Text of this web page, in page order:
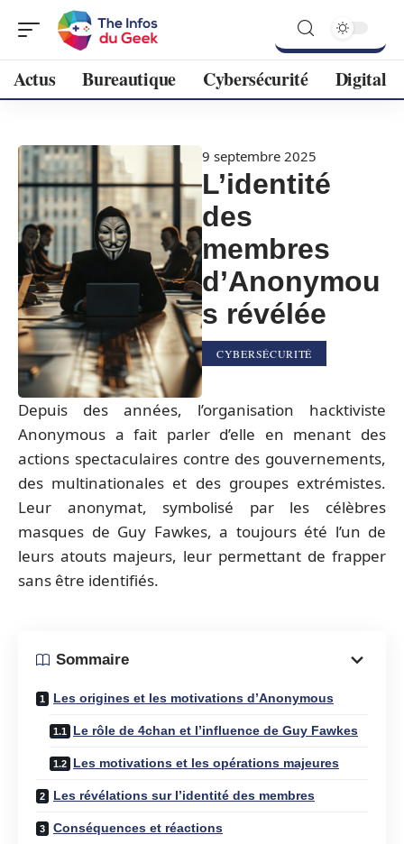
Actus Bureautique Cybersécurité Digital
9 septembre 2025
L’identité
des
membres
d’Anonymou
s révélée
CYBERSÉCURITÉ
Depuis des années, l’organisation hacktiviste
Anonymous a fait parler d’elle en menant des
actions spectaculaires contre des gouvernements,
des multinationales et des groupes extrémistes.
Leur anonymat, symbolisé par les célèbres
masques de Guy Fawkes, a toujours été l’un de
leurs atouts majeurs, leur permettant de frapper
sans être identifiés.
Sommaire
Les origines et les motivations d’Anonymous
Le rôle de 4chan et l’influence de Guy Fawkes
Les motivations et les opérations majeures
Les révélations sur l’identité des membres
Conséquences et réactions